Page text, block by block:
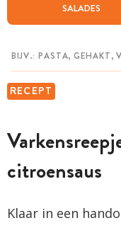
SALADES
RECEPT
citroensaus
Klaar in een
CHAT MET MAIA
MIJN BEWAARDE